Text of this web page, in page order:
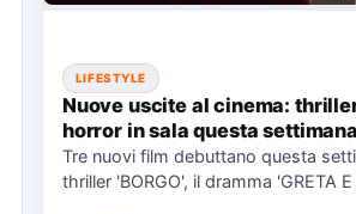
LIFESTYLE
Nuove uscite al cinema:
horror in sala questa settimana
Tre nuovi film debuttano questa
thriller 'BORGO', il dramma 'GRETA E